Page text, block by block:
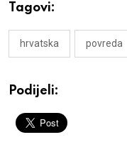
Tagovi:
hrvatska povreda
Podijeli: